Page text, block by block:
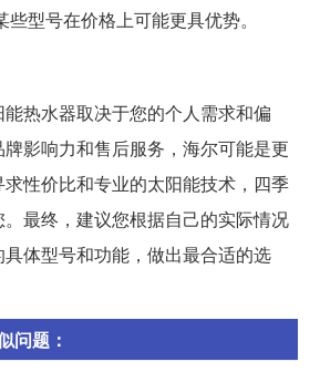
型号在价格上可能更具优势。
热水器取决于您的个人需求和偏
影响力和售后服务，海尔可能是更
性价比和专业的太阳能技术，四季
最终，建议您根据自己的实际情况
体型号和功能，做出最合适的选
问题：